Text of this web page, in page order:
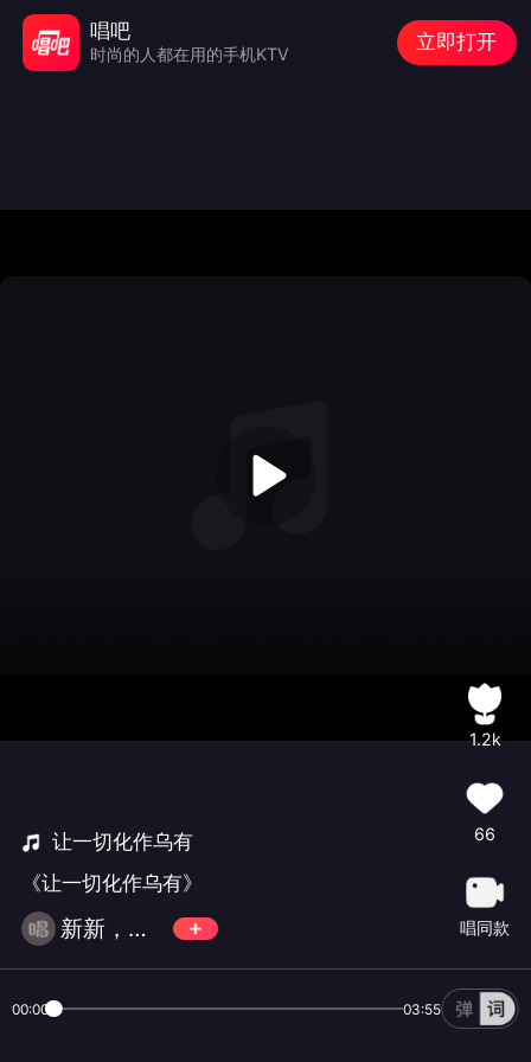
让一切化作乌有
《让一切化作乌有》
新新，馨馨
1.2k
66
唱同款
00:00 03:55
唱吧
时尚的人都在用的手机KTV
立即打开